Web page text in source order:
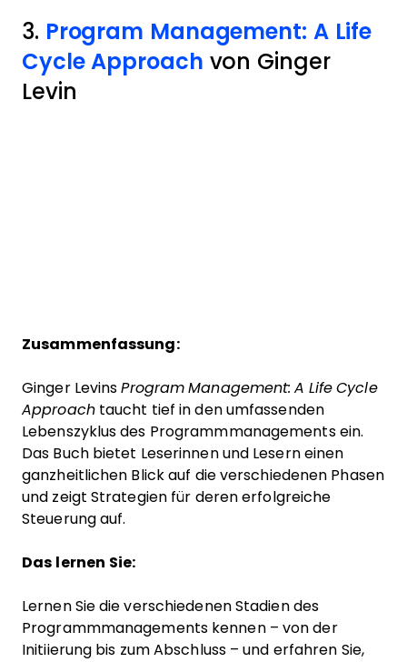
3. Program Management: A Life
Cycle Approach von Ginger
Levin
Zusammenfassung:
Ginger LevinsProgram Management: A Life Cycle
Approachtaucht tief in den umfassenden
Lebenszyklus des Programmmanagements ein.
Das Buch bietet Leserinnen und Lesern einen
ganzheitlichen Blick auf die verschiedenen Phasen
und zeigt Strategien für deren erfolgreiche
Steuerung auf.
Das lernen Sie:
Lernen Sie die verschiedenen Stadien des
Programmmanagements kennen – von der
Initiierung bis zum Abschluss – und erfahren Sie,